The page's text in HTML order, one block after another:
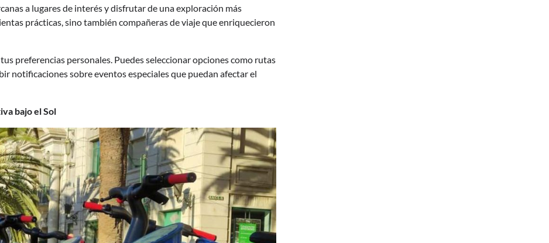
a lugares de interés y disfrutar de una exploración más
prácticas, sino también compañeras de viaje que enriquecieron
preferencias personales. Puedes seleccionar opciones como rutas
notificaciones sobre eventos especiales que puedan afectar el
bajo el Sol